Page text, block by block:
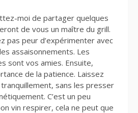
moi de partager quelques
de vous un maître du grill.
pas peur d’expérimenter avec
assaisonnements. Les
sont vos amies. Ensuite,
de la patience. Laissez
sans les presser
C’est un peu
vin respirer, cela ne peut que